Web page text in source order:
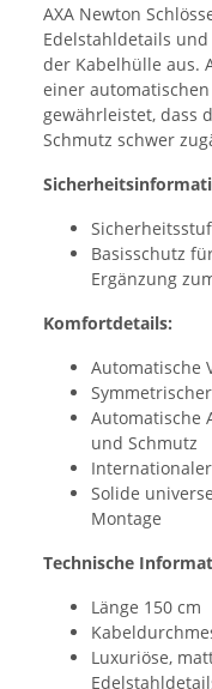
AXA Newton
Edelstahldetails
der Kabelhülle aus.
einer
gewährleistet, dass
Schmutz schwer
Basisschutz
Ergänzung
Komfortdetails:
Automatische
Automatische
und Schmutz
Solide
Montage
Technische
Länge 150 cm
Luxuriöse,